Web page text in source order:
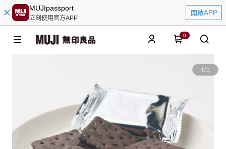
MUJIpassport
立刻使用官方APP
開啟APP
0
1/3